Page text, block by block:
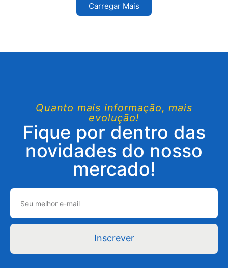
Carregar Mais
Quanto mais informação, mais
evolução!
Fique por dentro das
novidades do nosso
mercado!
Inscrever